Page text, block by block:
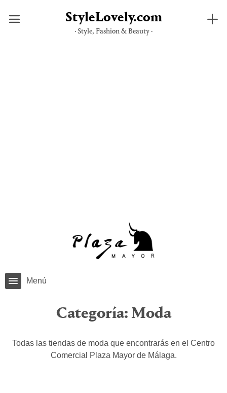
StyleLovely.com
· Style, Fashion & Beauty ·
Menú
Categoría: Moda
Todas las tiendas de moda que encontrarás en el Centro
Comercial Plaza Mayor de Málaga.